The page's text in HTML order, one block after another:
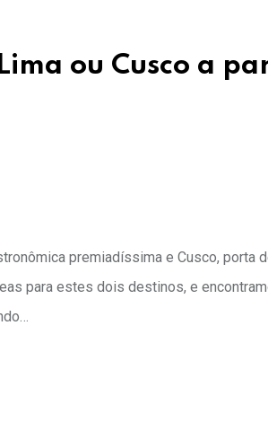
ou Cusco a
premiadíssima e Cusco, porta
para estes dois destinos, e